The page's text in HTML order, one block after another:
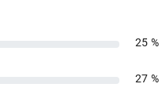
25 %
27 %